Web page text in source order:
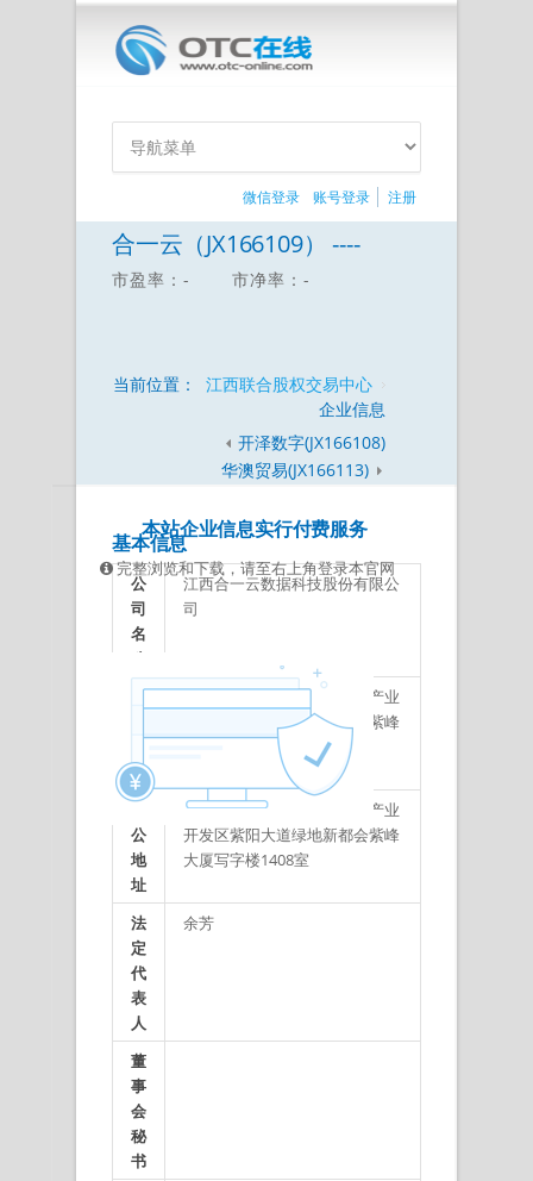
微信登录 账号登录 注册
合一云（JX166109） ----
市盈率：- 市净率：-
当前位置：
江西联合股权交易中心
企业信息
开泽数字(JX166108)
华澳贸易(JX166113)
基本信息
公
司
名
称
江西合一云数据科技股份有限公
司
注
地
址
江西省南昌市南昌高新技术产业
开发区紫阳大道绿地新都会紫峰
大厦写字楼1408室
办
公
地
址
江西省南昌市南昌高新技术产业
开发区紫阳大道绿地新都会紫峰
大厦写字楼1408室
法
定
代
表
人
余芳
董
事
会
秘
书
本站企业信息实行付费服务
完整浏览和下载，请至右上角登录本官网